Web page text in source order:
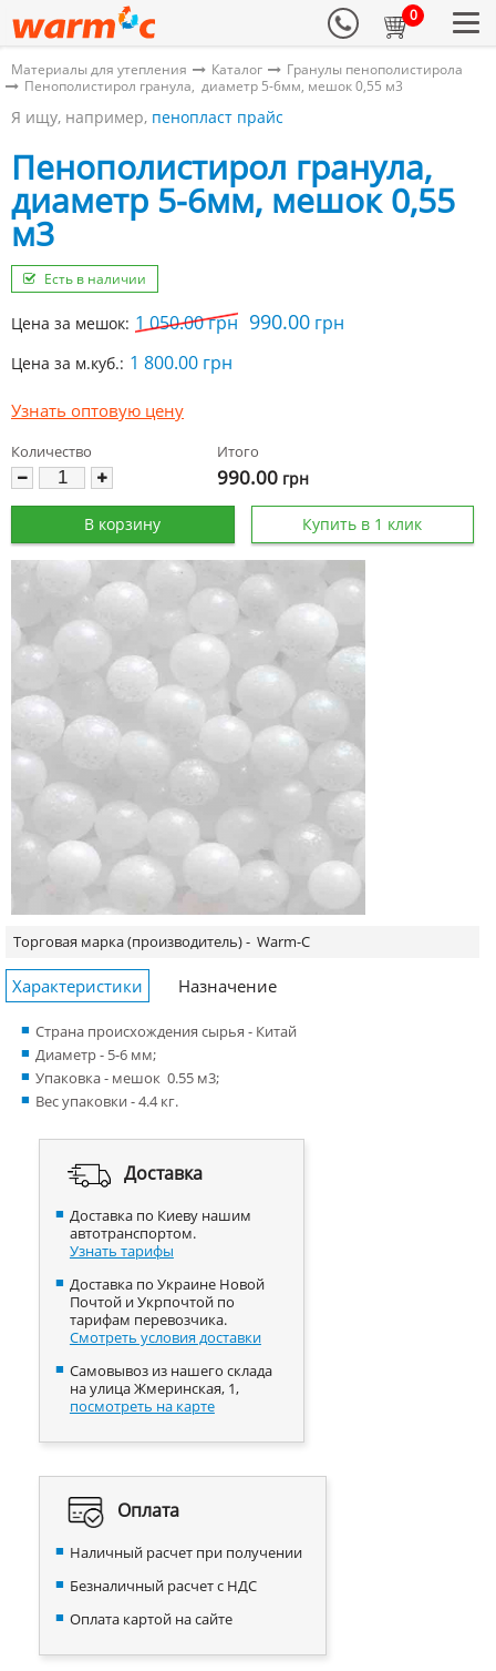
0
Материалы для утепления Каталог
Гранулы пенополистирола
Пенополистирол гранула, диаметр 5-6мм, мешок 0,55 м3
Я ищу, например, пенопласт прайс
Пенополистирол гранула,
диаметр 5-6мм, мешок 0,55
м3
Есть в наличии
Цена за мешок: 1 050.00грн 990.00 грн
Цена за м.куб.: 1 800.00 грн
Узнать оптовую цену
Количество Итого
990.00 грн
В корзину Купить в 1 клик
Торговая марка (производитель) - Warm-C
Характеристики Назначение
Страна происхождения сырья - Китай
Диаметр - 5-6 мм;
Упаковка - мешок 0.55 м3;
Вес упаковки - 4.4 кг.
Доставка
Доставка по Киеву нашим
автотранспортом.
Узнать тарифы
Доставка по Украине Новой
Почтой и Укрпочтой по
тарифам перевозчика.
Смотреть условия доставки
Самовывоз из нашего склада
на улица Жмеринская, 1,
посмотреть на карте
Оплата
Наличный расчет при получении
Безналичный расчет с НДС
Оплата картой на сайте